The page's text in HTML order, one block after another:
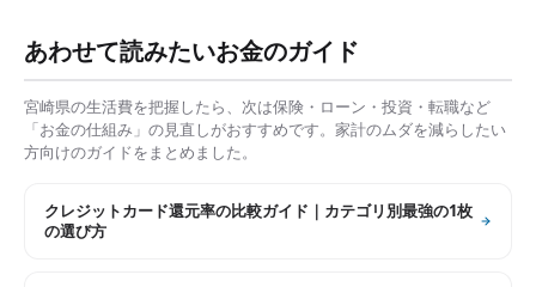
あわせて読みたいお金のガイド
宮崎県の生活費を把握したら、次は保険・ローン・投資・転職など
「お金の仕組み」の見直しがおすすめです。家計のムダを減らしたい
方向けのガイドをまとめました。
クレジットカード還元率の比較ガイド｜カテゴリ別最強の1枚
の選び方